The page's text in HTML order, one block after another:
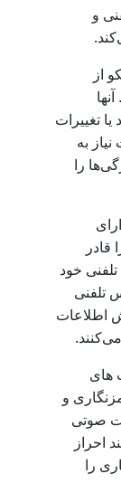
و
.
از
تغییرات
به
را
قادر
خود
تلفنی
اطلاعات
.
های
و
صوتی
احراز
را